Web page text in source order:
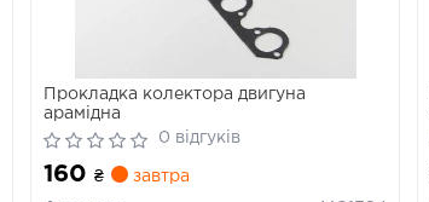
Прокладка колектора двигуна
арамідна
0 відгуків
160₴ завтра